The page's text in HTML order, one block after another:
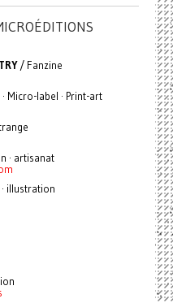
/ Fanzine
Micro-label · Print-art
· artisanat
illustration